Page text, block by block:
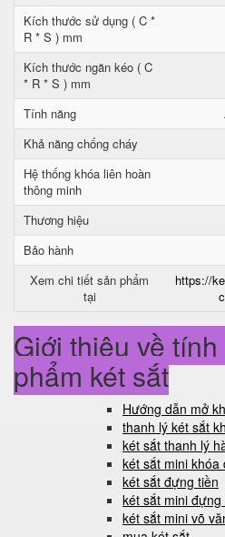
Kích thước sử dụng ( C *
R * S ) mm
Kích thước ngăn kéo ( C
* R * S ) mm
Tính năng
Khả năng chống cháy
Hệ thống khóa liên hoàn
thông minh
Thương hiệu
Bảo hành
Xem chi tiết sản phẩm
tại
https://
Giới thiệu về
phẩm két sắt
Hướng dẫn mở
thanh lý két sắt
két sắt thanh lý
két sắt mini khóa
két sắt đựng tiền
két sắt mini
két sắt mini võ